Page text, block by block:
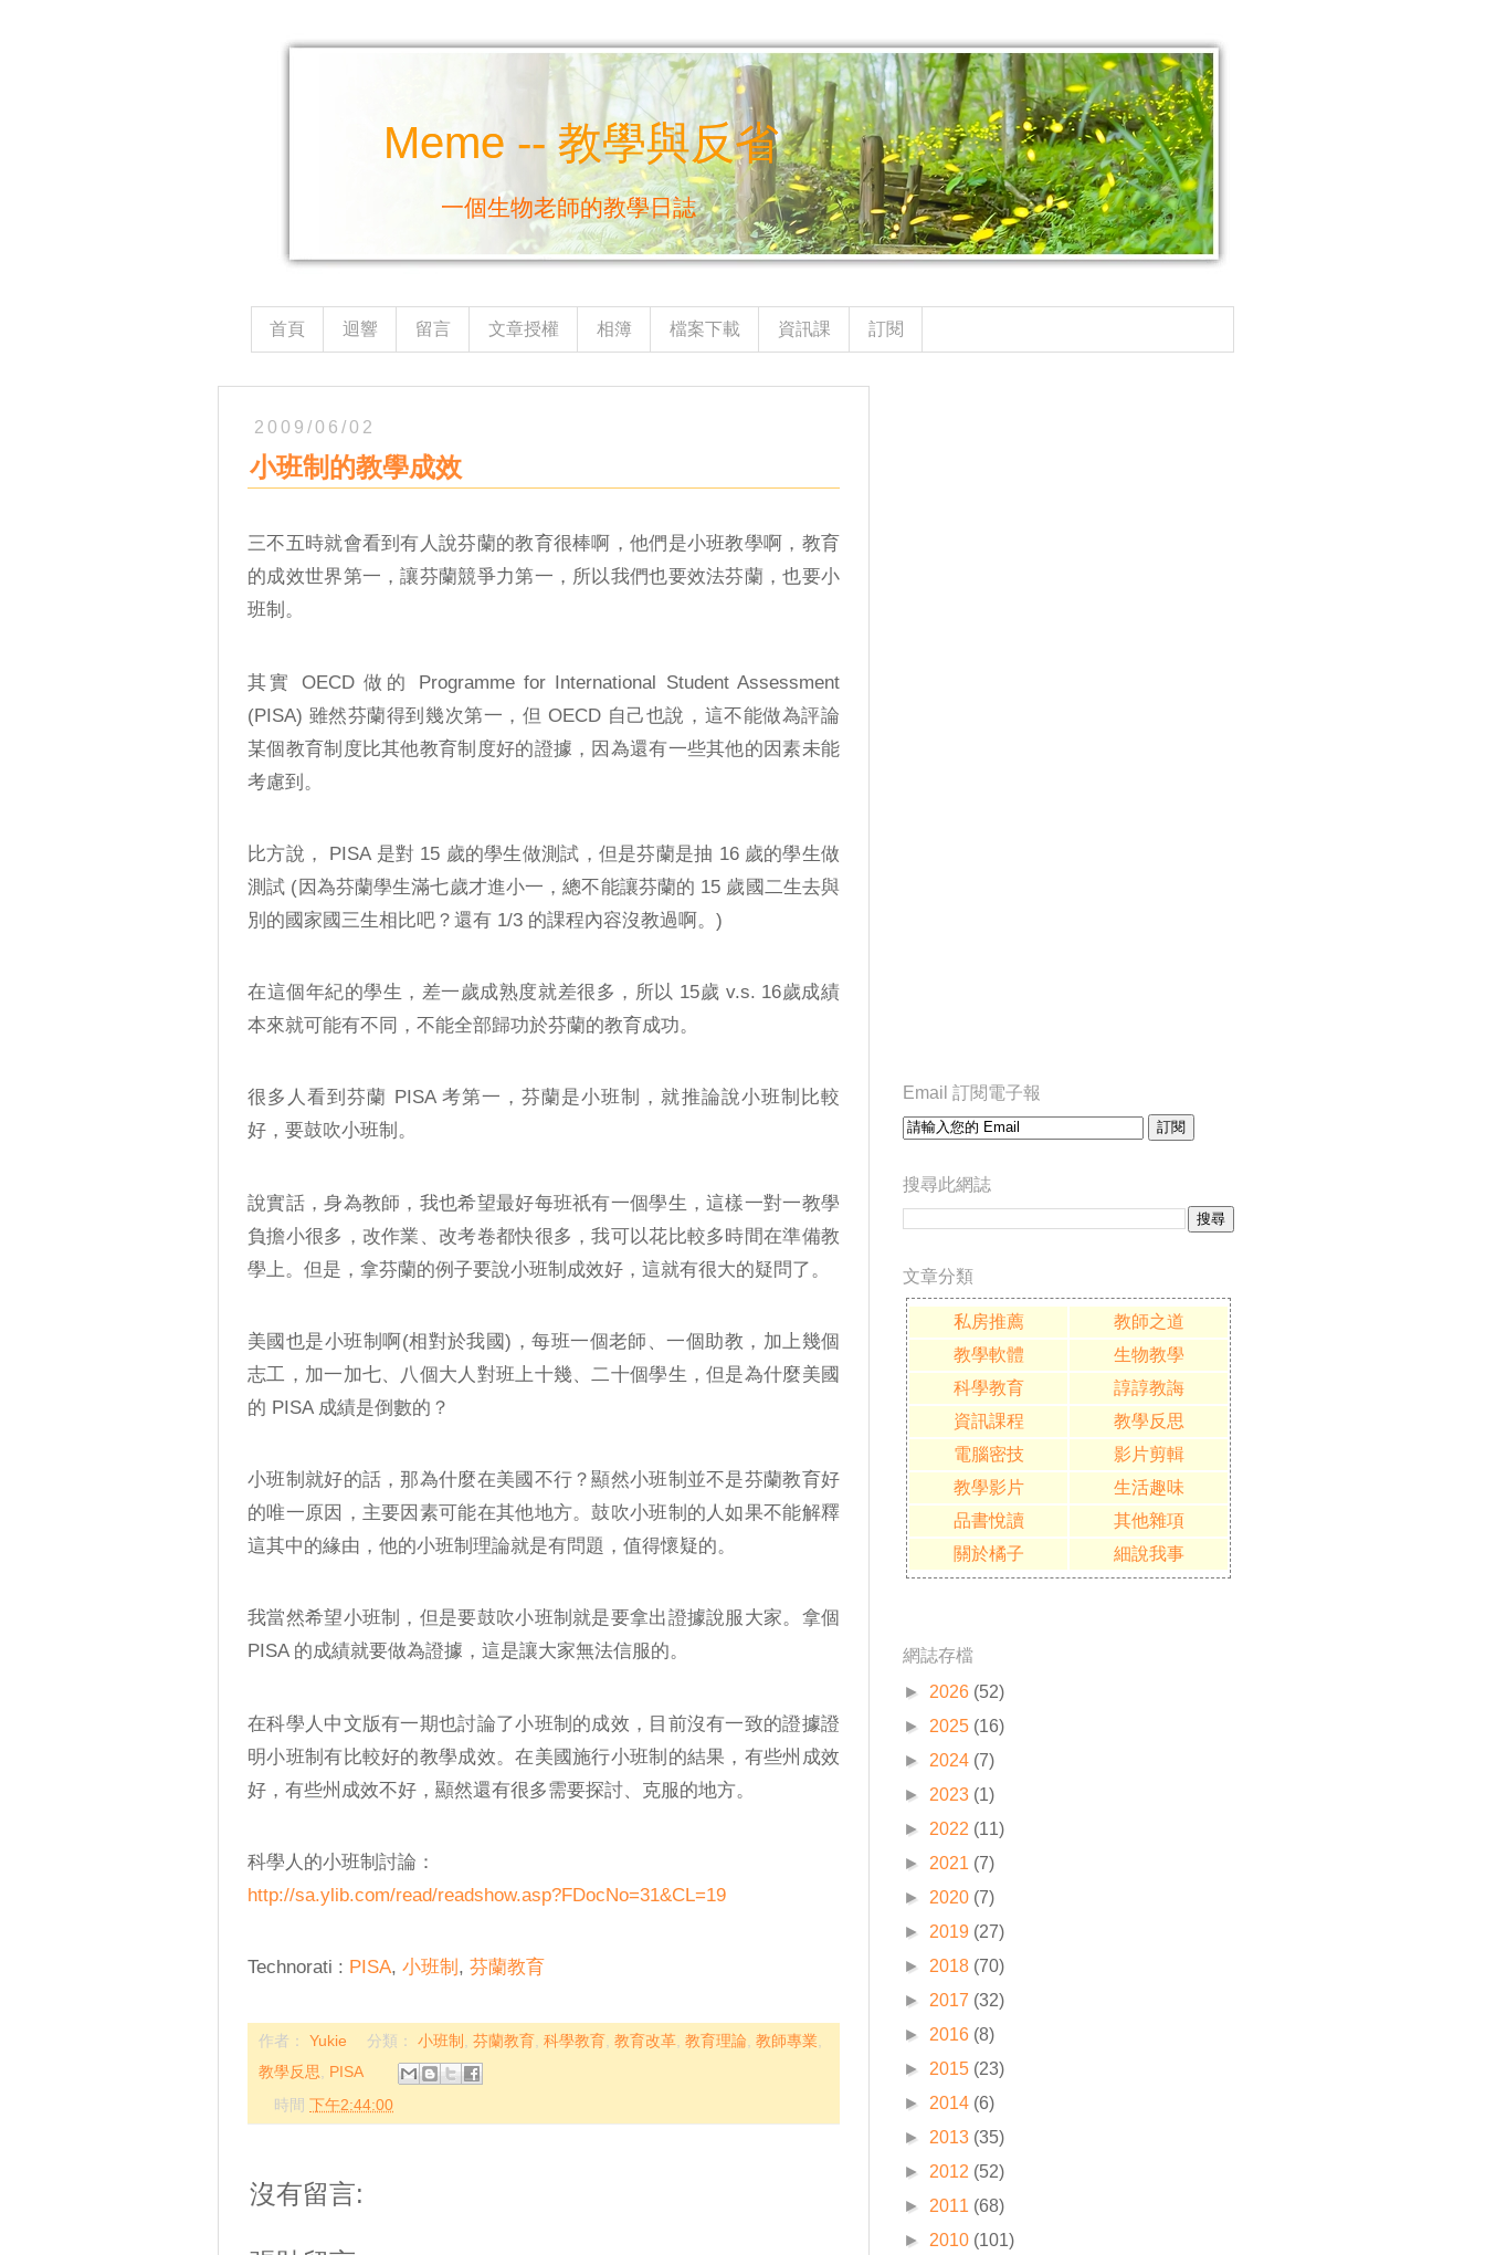
Meme -- 教學與反省
一個生物老師的教學日誌
首頁 迴響 留言 文章授權 相簿 檔案下載 資訊課 訂閱
2009/06/02
小班制的教學成效
三不五時就會看到有人說芬蘭的教育很棒啊，他們是小班教學啊，教育
的成效世界第一，讓芬蘭競爭力第一，所以我們也要效法芬蘭，也要小
班制。
其實 OECD 做的 Programme for International Student Assessment
(PISA) 雖然芬蘭得到幾次第一，但 OECD 自己也說，這不能做為評論
某個教育制度比其他教育制度好的證據，因為還有一些其他的因素未能
考慮到。
比方說， PISA 是對 15 歲的學生做測試，但是芬蘭是抽 16 歲的學生做
測試 (因為芬蘭學生滿七歲才進小一，總不能讓芬蘭的 15 歲國二生去與
別的國家國三生相比吧？還有 1/3 的課程內容沒教過啊。)
在這個年紀的學生，差一歲成熟度就差很多，所以 15歲 v.s. 16歲成績
本來就可能有不同，不能全部歸功於芬蘭的教育成功。
很多人看到芬蘭 PISA 考第一，芬蘭是小班制，就推論說小班制比較
好，要鼓吹小班制。
說實話，身為教師，我也希望最好每班祇有一個學生，這樣一對一教學
負擔小很多，改作業、改考卷都快很多，我可以花比較多時間在準備教
學上。但是，拿芬蘭的例子要說小班制成效好，這就有很大的疑問了。
美國也是小班制啊(相對於我國)，每班一個老師、一個助教，加上幾個
志工，加一加七、八個大人對班上十幾、二十個學生，但是為什麼美國
的 PISA 成績是倒數的？
小班制就好的話，那為什麼在美國不行？顯然小班制並不是芬蘭教育好
的唯一原因，主要因素可能在其他地方。鼓吹小班制的人如果不能解釋
這其中的緣由，他的小班制理論就是有問題，值得懷疑的。
我當然希望小班制，但是要鼓吹小班制就是要拿出證據說服大家。拿個
PISA 的成績就要做為證據，這是讓大家無法信服的。
在科學人中文版有一期也討論了小班制的成效，目前沒有一致的證據證
明小班制有比較好的教學成效。在美國施行小班制的結果，有些州成效
好，有些州成效不好，顯然還有很多需要探討、克服的地方。
科學人的小班制討論：
http://sa.ylib.com/read/readshow.asp?FDocNo=31&CL=19
Technorati : PISA, 小班制 , 芬蘭教育
作者： Yukie 分類：小班制 ,芬蘭教育,科學教育,教育改革,教育理論,教師專業,
教學反思, PISA
時間下午2:44:00
沒有留言:
Email 訂閱電子報
搜尋此網誌
文章分類
私房推薦
教師之道
教學軟體
生物教學
科學教育
諄諄教誨
資訊課程
教學反思
電腦密技
影片剪輯
教學影片
生活趣味
品書悅讀
其他雜項
關於橘子
細說我事
網誌存檔
► 2026 (52)
► 2025 (16)
► 2024 (7)
► 2023 (1)
► 2022 (11)
► 2021 (7)
► 2020 (7)
► 2019 (27)
► 2018 (70)
► 2017 (32)
► 2016 (8)
► 2015 (23)
► 2014 (6)
► 2013 (35)
► 2012 (52)
► 2011 (68)
► 2010 (101)